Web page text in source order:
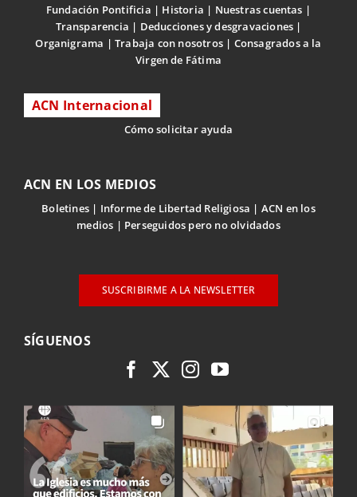
Fundación Pontificia Historia
Nuestras cuentas
Transparencia
Deducciones y desgravaciones
Organigrama
Trabaja con nosotros
Consagrados a la
Virgen de Fátima
ACN Internacional
Cómo solicitar ayuda
ACN EN LOS MEDIOS
Boletines Informe de Libertad Religiosa
ACN en los
medios
Perseguidos pero no olvidados
SUSCRIBIRME A LA NEWSLETTER
SÍGUENOS